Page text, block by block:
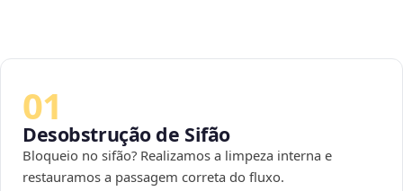
01
Desobstrução de Sifão
Bloqueio no sifão? Realizamos a limpeza interna e
restauramos a passagem correta do fluxo.